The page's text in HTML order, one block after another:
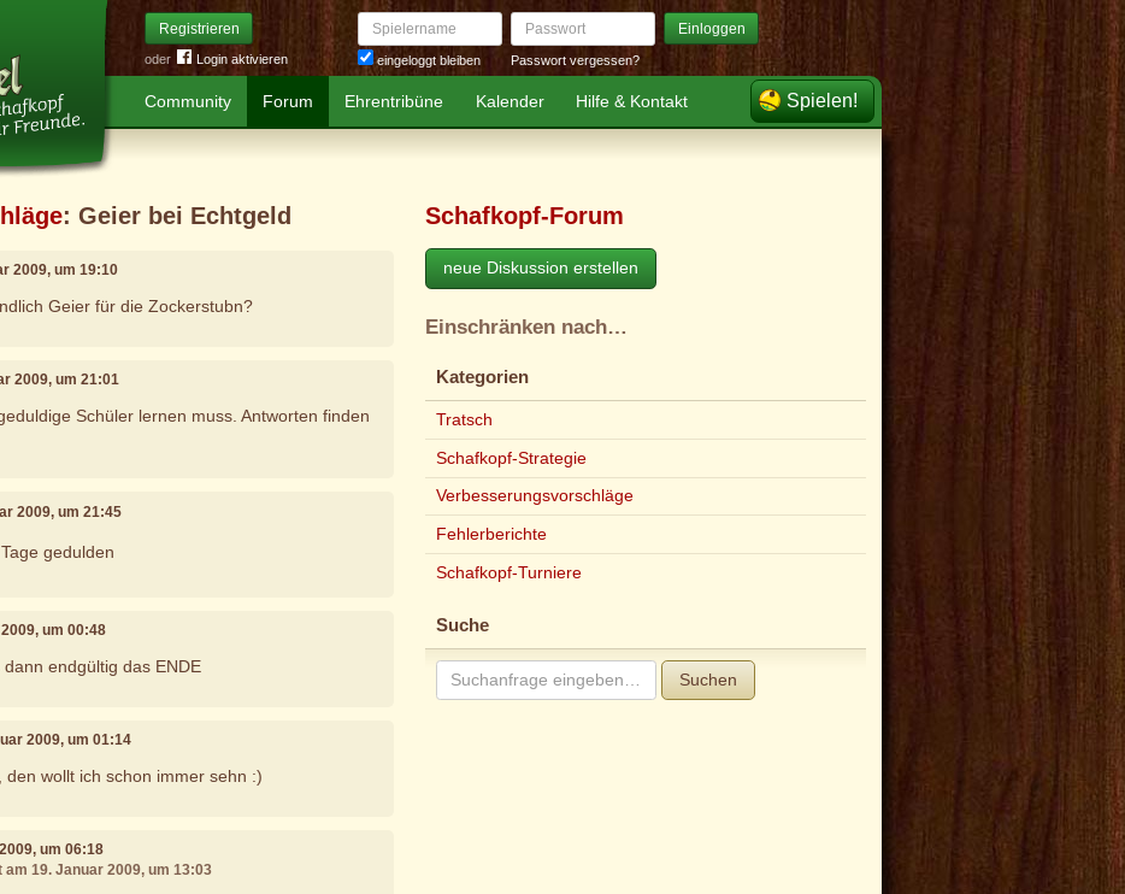
Registrieren
oder Login aktivieren
Spielername
eingeloggt bleiben
Passwort Einloggen
Passwort vergessen?
Community Forum Ehrentribüne Kalender Hilfe & Kontakt Spielen!
: Geier bei Echtgeld
2009, um 19:10
Geier für die Zockerstubn?
2009, um 21:01
Schüler lernen muss. Antworten finden
2009, um 21:45
gedulden
um 00:48
endgültig das ENDE
2009, um 01:14
den wollt ich schon immer sehn :)
um 06:18
19. Januar 2009, um 13:03
Schafkopf-Forum
neue Diskussion erstellen
Einschränken nach…
Kategorien
Tratsch
Schafkopf-Strategie
Verbesserungsvorschläge
Fehlerberichte
Schafkopf-Turniere
Suche
Suchen